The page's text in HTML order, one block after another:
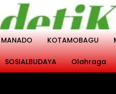
MANADO KOTAMOBAGU
SOSIALBUDAYA Olahraga